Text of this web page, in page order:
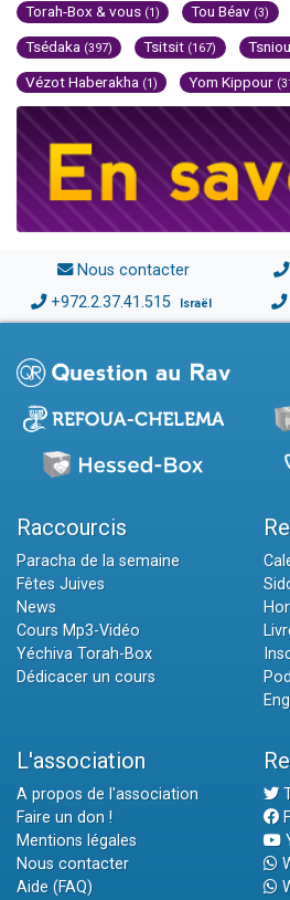
Torah-Box & vous (1) Tou Béav (3)
Tsédaka (397) Tsitsit (167)
Vézot Haberakha (1) Yom Kippour
Nous contacter
+972.2.37.41.515 Israël
Raccourcis
Paracha de la semaine
Fêtes Juives
News
Cours Mp3-Vidéo
Yéchiva Torah-Box
Dédicacer un cours
L'association
A propos de l'association
Faire un don !
Mentions légales
Nous contacter
Aide (FAQ)